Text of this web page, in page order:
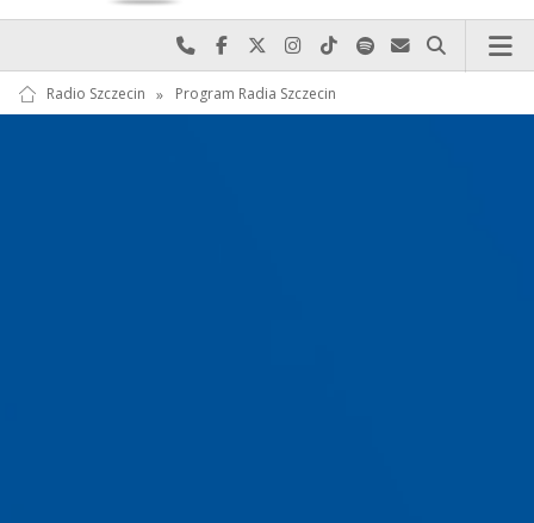
Najlepiej po prostu do nas zadzwoń
Odwiedź nas na Facebook-u
Odwiedź nas na X
Odwiedź nas na Instagram-ie
Odwiedź nas na TikTok-u
Szukaj nas na Spotify
Wyślij do nas
Szukaj
Radio Szczecin » Program Radia Szczecin